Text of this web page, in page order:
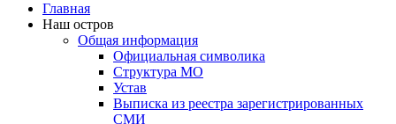
Главная
Наш остров
Общая информация
Официальная символика
Структура МО
Устав
Выписка из реестра зарегистрированных
СМИ